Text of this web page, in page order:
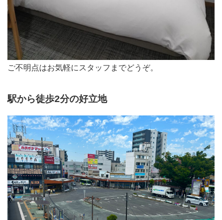
ご不明点はお気軽にスタッフまでどうぞ。
駅から徒歩2分の好立地